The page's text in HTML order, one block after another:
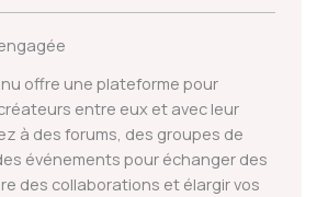
offre une plateforme pour
entre eux et avec leur
à des forums, des groupes de
événements pour échanger des
des collaborations et élargir vos